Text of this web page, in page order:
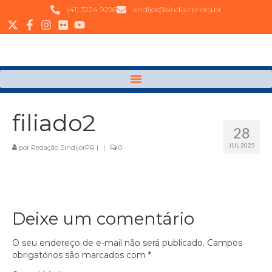
(41) 3224 9296 sindijor@sindijorpr.org.br
28
JUL 2025
filiado2
por Redação SindijorPR | | 0
Deixe um comentário
O seu endereço de e-mail não será publicado. Campos
obrigatórios são marcados com *